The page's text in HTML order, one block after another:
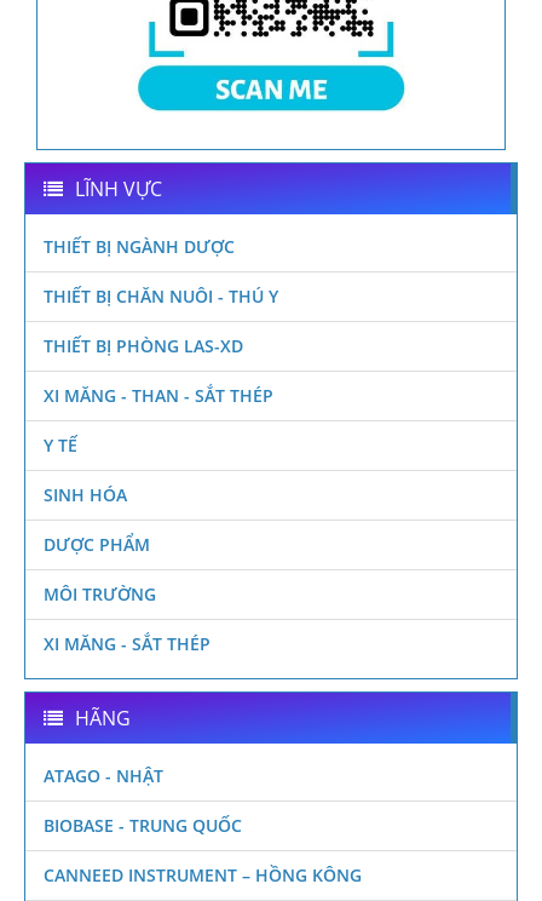
LĨNH VỰC
THIẾT BỊ NGÀNH DƯỢC
THIẾT BỊ CHĂN NUÔI - THÚ Y
THIẾT BỊ PHÒNG LAS-XD
XI MĂNG - THAN - SẮT THÉP
Y TẾ
SINH HÓA
DƯỢC PHẨM
MÔI TRƯỜNG
XI MĂNG - SẮT THÉP
HÃNG
ATAGO - NHẬT
BIOBASE - TRUNG QUỐC
CANNEED INSTRUMENT – HỒNG KÔNG